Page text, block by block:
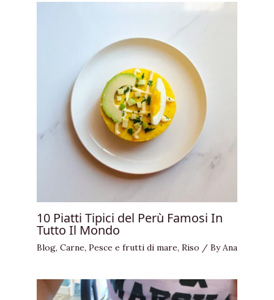
10 Piatti Tipici del Perù Famosi In
Tutto Il Mondo
Blog, Carne, Pesce e frutti di mare, Riso / ByAna